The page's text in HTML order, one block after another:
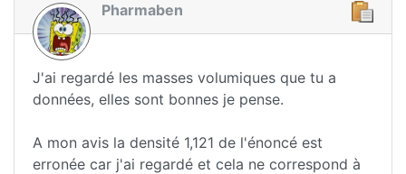
Pharmaben
J'ai regardé les masses volumiques que tu a
données, elles sont bonnes je pense.
A mon avis la densité 1,121 de l'énoncé est
erronée car j'ai regardé et cela ne correspond à